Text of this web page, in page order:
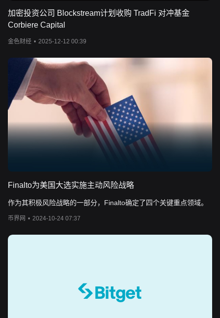
加密投资公司 Blockstream计划收购 TradFi 对冲基金
Corbiere Capital
金色财经 • 2025-12-12 00:39
Finalto为美国大选实施主动风险战略
作为其积极风险战略的一部分，Finalto确定了四个关键重点领域。
币界网 • 2024-10-24 07:37